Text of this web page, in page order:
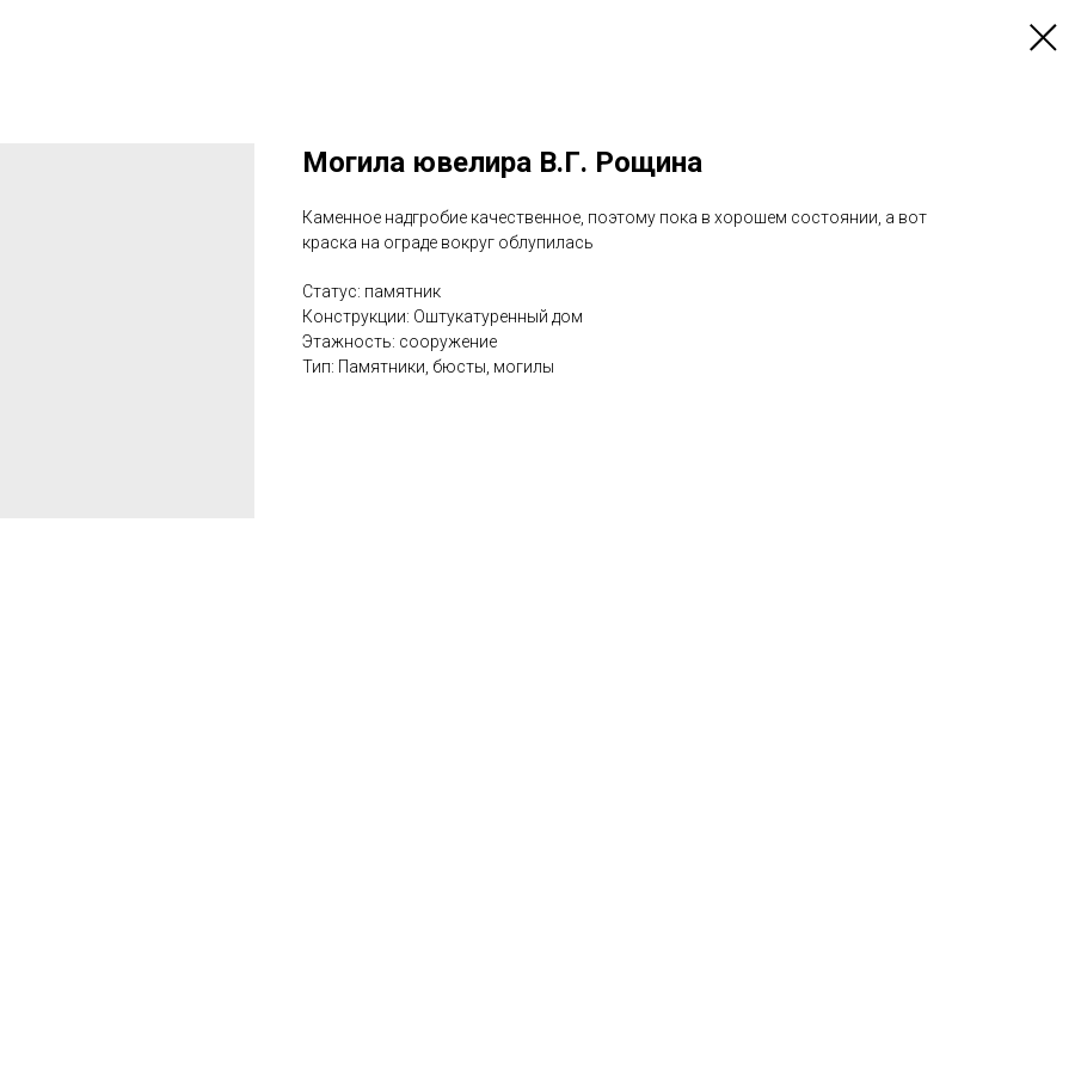
Могила ювелира В.Г. Рощина
Каменное надгробие качественное, поэтому пока в хорошем состоянии, а вот
краска на ограде вокруг облупилась
Статус: памятник
Конструкции: Оштукатуренный дом
Этажность: сооружение
Тип: Памятники, бюсты, могилы